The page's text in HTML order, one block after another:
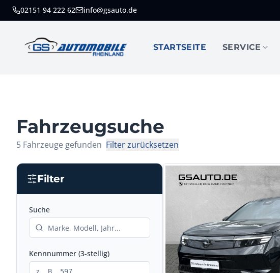
GS AUTOMOBILE
RHEINLAND
02151 94 222 62 info@gsauto.de
STARTSEITE SERVICE
Fahrzeugsuche
5 Fahrzeuge gefunden Filter zurücksetzen
Filter
Suche
Kennnummer (3-stellig)